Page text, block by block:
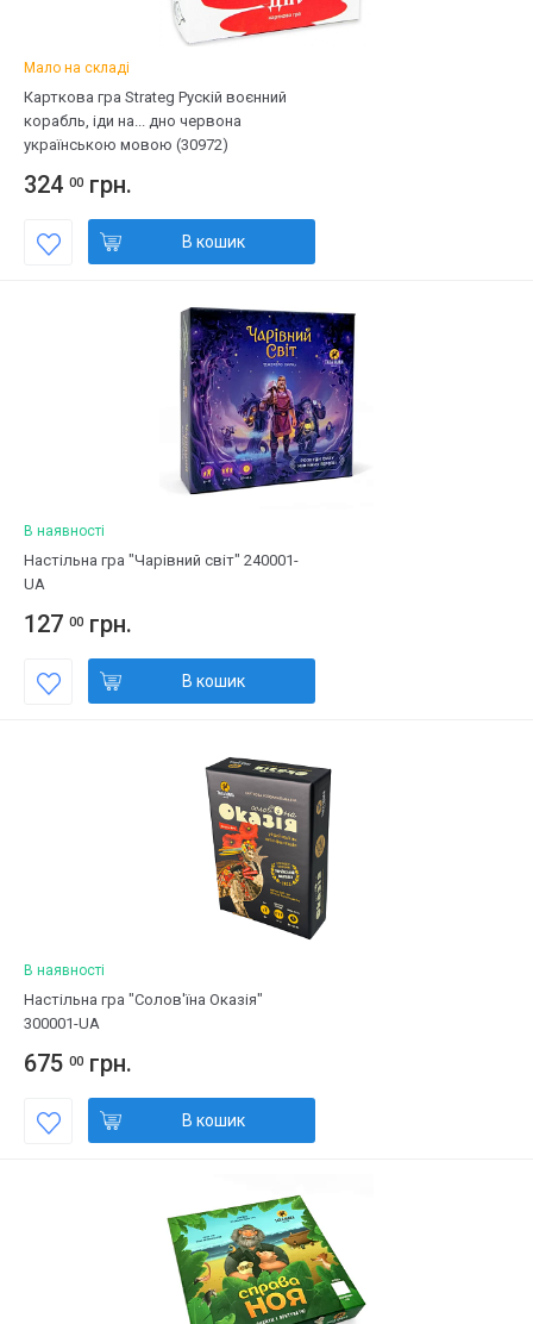
Мало на складі
Карткова гра Strateg Рускій воєнний
корабль, іди на... дно червона
українською мовою (30972)
324 00 грн.
В кошик
В наявності
Настільна гра "Чарівний світ" 240001-
UA
127 00 грн.
В кошик
В наявності
Настільна гра "Солов'їна Оказія"
300001-UA
675 00 грн.
В кошик